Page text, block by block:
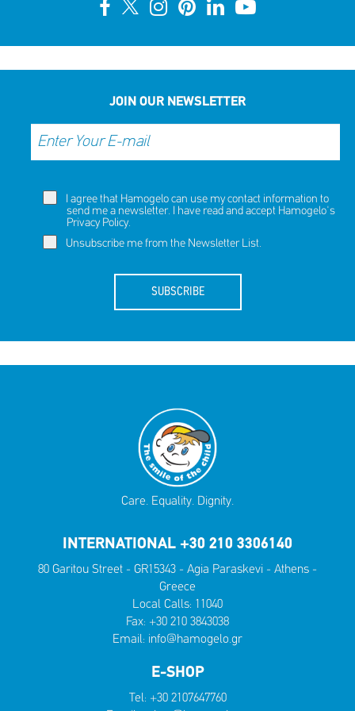
JOIN OUR NEWSLETTER
I agree that Hamogelo can use my contact information to
send me a newsletter. I have read and accept Hamogelo's
Privacy Policy.
Unsubscribe me from the Newsletter List.
SUBSCRIBE
Care. Equality. Dignity.
INTERNATIONAL +30 210 3306140
80 Garitou Street - GR15343 - Agia Paraskevi - Athens -
Greece
Local Calls: 11040
Fax: +30 210 3843038
Email: info@hamogelo.gr
E-SHOP
Tel: +30 2107647760